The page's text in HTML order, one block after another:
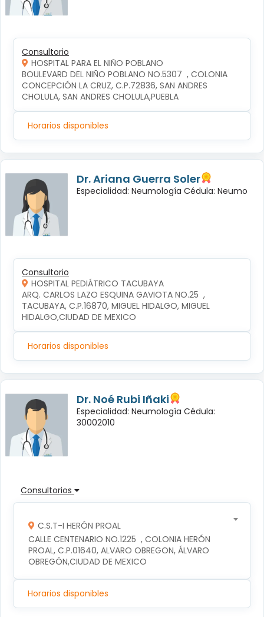
Consultorio
HOSPITAL PARA EL NIÑO POBLANO
BOULEVARD DEL NIÑO POBLANO NO.5307  , COLONIA
CONCEPCIÓN LA CRUZ, C.P.72836, SAN ANDRES
CHOLULA, SAN ANDRES CHOLULA,PUEBLA
Horarios disponibles
Dr. Ariana Guerra Soler
Especialidad: Neumología Cédula: Neumo
Consultorio
HOSPITAL PEDIÁTRICO TACUBAYA
ARQ. CARLOS LAZO ESQUINA GAVIOTA NO.25  ,
TACUBAYA, C.P.16870, MIGUEL HIDALGO, MIGUEL
HIDALGO,CIUDAD DE MEXICO
Horarios disponibles
Dr. Noé Rubi Iñaki
Especialidad: Neumología Cédula:
30002010
Consultorios
C.S.T-I HERÓN PROAL
CALLE CENTENARIO NO.1225  , COLONIA HERÓN
PROAL, C.P.01640, ALVARO OBREGON, ÁLVARO
OBREGÓN,CIUDAD DE MEXICO
Horarios disponibles